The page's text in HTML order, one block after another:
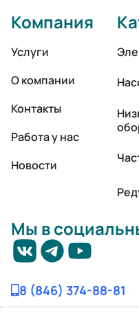
Компания
Услуги
О компании
Контакты
Работа у нас
Новости
Мы в
8 (846) 374-88-81